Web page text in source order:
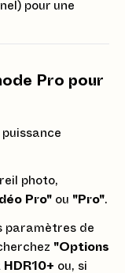
pour une
Pro pour
photo,
Pro" ou "Pro".
paramètres de
"Options
HDR10+ ou, si